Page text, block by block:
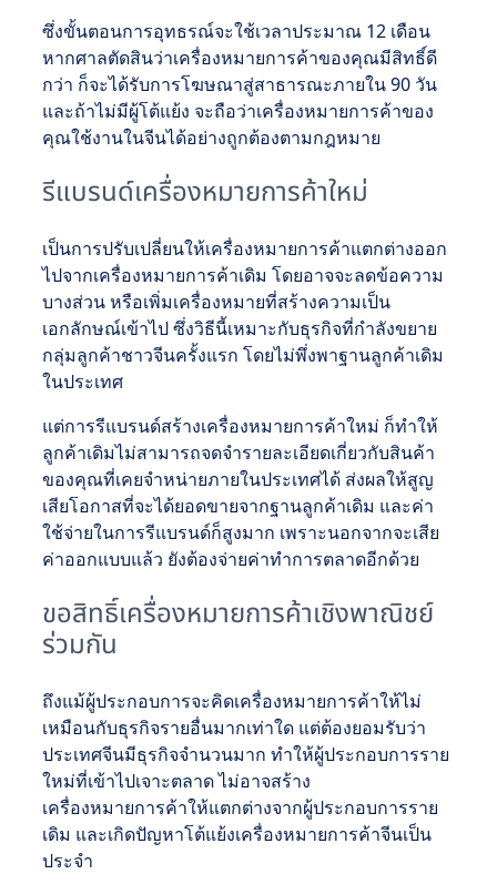
ซึ่งขั้นตอนการอุทธรณ์จะใช้เวลาประมาณ 12 เดือน
หากศาลตัดสินว่าเครื่องหมายการค้าของคุณมีสิทธิ์ดี
กว่า ก็จะได้รับการโฆษณาสู่สาธารณะภายใน 90 วัน
และถ้าไม่มีผู้โต้แย้ง จะถือว่าเครื่องหมายการค้าของ
คุณใช้งานในจีนได้อย่างถูกต้องตามกฎหมาย
รีแบรนด์เครื่องหมายการค้าใหม่
เป็นการปรับเปลี่ยนให้เครื่องหมายการค้าแตกต่างออก
ไปจากเครื่องหมายการค้าเดิม โดยอาจจะลดข้อความ
บางส่วน หรือเพิ่มเครื่องหมายที่สร้างความเป็น
เอกลักษณ์เข้าไป ซึ่งวิธีนี้เหมาะกับธุรกิจที่กำลังขยาย
กลุ่มลูกค้าชาวจีนครั้งแรก โดยไม่พึ่งพาฐานลูกค้าเดิม
ในประเทศ
แต่การรีแบรนด์สร้างเครื่องหมายการค้าใหม่ ก็ทำให้
ลูกค้าเดิมไม่สามารถจดจำรายละเอียดเกี่ยวกับสินค้า
ของคุณที่เคยจำหน่ายภายในประเทศได้ ส่งผลให้สูญ
เสียโอกาสที่จะได้ยอดขายจากฐานลูกค้าเดิม และค่า
ใช้จ่ายในการรีแบรนด์ก็สูงมาก เพราะนอกจากจะเสีย
ค่าออกแบบแล้ว ยังต้องจ่ายค่าทำการตลาดอีกด้วย
ขอสิทธิ์เครื่องหมายการค้าเชิงพาณิชย์
ร่วมกัน
ถึงแม้ผู้ประกอบการจะคิดเครื่องหมายการค้าให้ไม่
เหมือนกับธุรกิจรายอื่นมากเท่าใด แต่ต้องยอมรับว่า
ประเทศจีนมีธุรกิจจำนวนมาก ทำให้ผู้ประกอบการราย
ใหม่ที่เข้าไปเจาะตลาด ไม่อาจสร้าง
เครื่องหมายการค้าให้แตกต่างจากผู้ประกอบการราย
เดิม และเกิดปัญหาโต้แย้งเครื่องหมายการค้าจีนเป็น
ประจำ